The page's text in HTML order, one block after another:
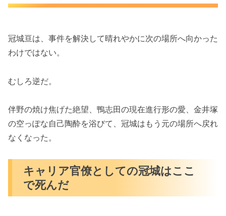
冠城亘は、事件を解決して晴れやかに次の場所へ向かった
わけではない。
むしろ逆だ。
伴野の焼け焦げた絶望、鴨志田の現在進行形の愛、金井塚
の空っぽな自己陶酔を浴びて、冠城はもう元の場所へ戻れ
なくなった。
キャリア官僚としての冠城はここ
で死んだ